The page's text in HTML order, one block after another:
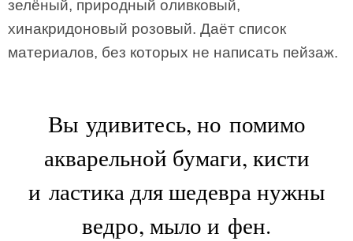
зелёный, природный оливковый,
хинакридоновый розовый. Даёт список
материалов, без которых не написать пейзаж.
Вы удивитесь, но помимо
акварельной бумаги, кисти
и ластика для шедевра нужны
ведро, мыло и фен.